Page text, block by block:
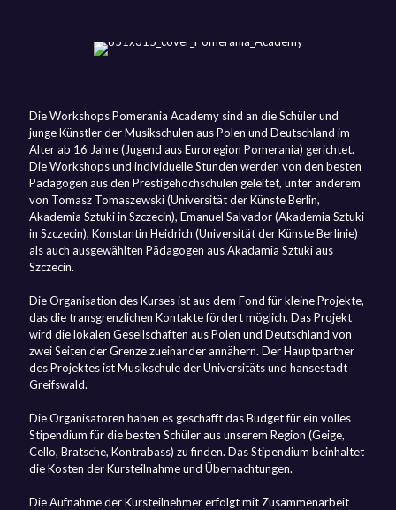
Die Workshops Pomerania Academy sind an die Schüler und
junge Künstler der Musikschulen aus Polen und Deutschland im
Alter ab 16 Jahre (Jugend aus Euroregion Pomerania) gerichtet.
Die Workshops und individuelle Stunden werden von den besten
Pädagogen aus den Prestigehochschulen geleitet, unter anderem
von Tomasz Tomaszewski (Universität der Künste Berlin,
Akademia Sztuki in Szczecin), Emanuel Salvador (Akademia Sztuki
in Szczecin), Konstantin Heidrich (Universität der Künste Berlinie)
als auch ausgewählten Pädagogen aus Akadamia Sztuki aus
Szczecin.
Die Organisation des Kurses ist aus dem Fond für kleine Projekte,
das die transgrenzlichen Kontakte fördert möglich. Das Projekt
wird die lokalen Gesellschaften aus Polen und Deutschland von
zwei Seiten der Grenze zueinander annähern. Der Hauptpartner
des Projektes ist Musikschule der Universitäts und hansestadt
Greifswald.
Die Organisatoren haben es geschafft das Budget für ein volles
Stipendium für die besten Schüler aus unserem Region (Geige,
Cello, Bratsche, Kontrabass) zu finden. Das Stipendium beinhaltet
die Kosten der Kursteilnahme und Übernachtungen.
Die Aufnahme der Kursteilnehmer erfolgt mit Zusammenarbeit